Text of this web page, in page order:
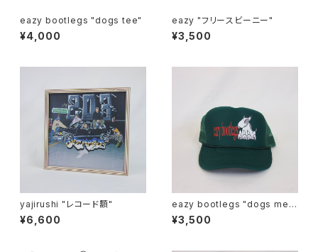
eazy bootlegs "dogs tee"
¥4,000
eazy "フリースビーニー"
¥3,500
yajirushi "レコード額"
¥6,600
eazy bootlegs "dogs mes
h cap"
¥3,500